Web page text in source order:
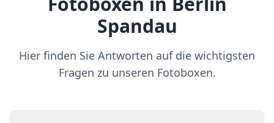
Spandau
Hier finden Sie Antworten auf die wichtigsten
Fragen zu unseren Fotoboxen.